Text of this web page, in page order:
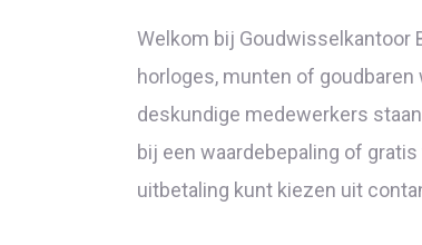
Welkom bij Goudwisselkantoor
horloges, munten of
deskundige medewerkers
bij een waardebepaling of
uitbetaling kunt kiezen uit